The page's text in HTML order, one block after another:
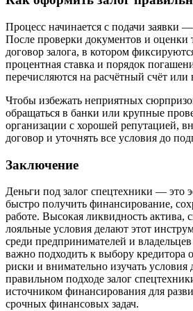
Процесс начинается с подачи заявки
После проверки документов и оценки
договор залога, в котором
процентная ставка и порядок
перечисляются на расчётный счёт
Чтобы избежать неприятных
обращаться в банки или крупные
организации с хорошей репутацией,
договор и уточнять все условия до
Заключение
Деньги под залог спецтехники — это
быстро получить финансирование,
работе. Высокая ликвидность актива,
лояльные условия делают этот
среди предпринимателей и
важно подходить к выбору кредитора
риски и внимательно изучать условия
правильном подходе залог
источником финансирования для
срочных финансовых задач.